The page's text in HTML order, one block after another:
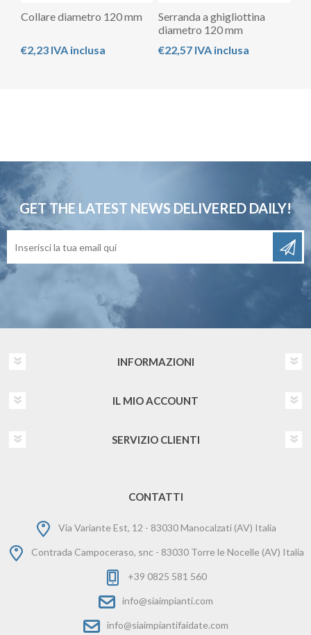
Collare diametro 120 mm
€2,23 IVA inclusa
Serranda a ghigliottina
diametro 120 mm
€22,57 IVA inclusa
GET THE LATEST NEWS DELIVERED DAILY!
INFORMAZIONI
IL MIO ACCOUNT
SERVIZIO CLIENTI
CONTATTI
Via Variante Est, 12 - 83030 Manocalzati (AV) Italia
Contrada Campoceraso, snc - 83030 Torre le Nocelle (AV) Italia
+39 0825 581 560
info@siaimpianti.com
info@siaimpiantifaidate.com